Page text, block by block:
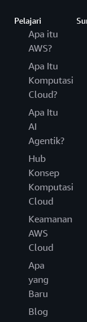
Pelajari
Apa itu
AWS?
Apa Itu
Komputasi
Cloud?
Apa Itu
AI
Agentik?
Hub
Konsep
Komputasi
Cloud
Keamanan
AWS
Cloud
Apa
yang
Baru
Blog